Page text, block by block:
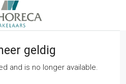
geldig
and is no longer available.